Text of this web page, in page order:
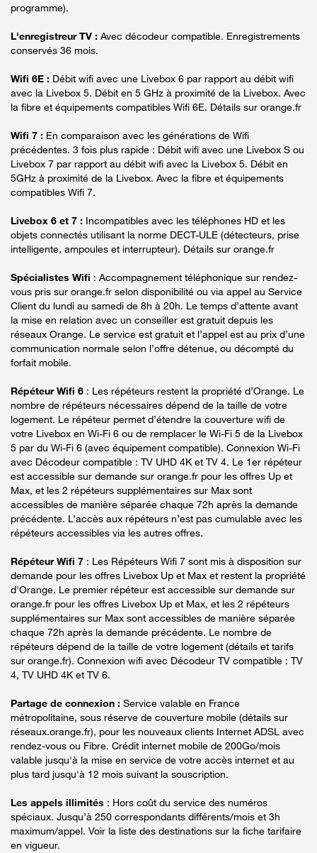
programme).
L'enregistreur TV : Avec décodeur compatible. Enregistrements
conservés 36 mois.
Wifi 6E : Débit wifi avec une Livebox 6 par rapport au débit wifi
avec la Livebox 5. Débit en 5 GHz à proximité de la Livebox. Avec
la fibre et équipements compatibles Wifi 6E. Détails sur orange.fr
Wifi 7 : En comparaison avec les générations de Wifi
précédentes. 3 fois plus rapide : Débit wifi avec une Livebox S ou
Livebox 7 par rapport au débit wifi avec la Livebox 5. Débit en
5GHz à proximité de la Livebox. Avec la fibre et équipements
compatibles Wifi 7.
Livebox 6 et 7 : Incompatibles avec les téléphones HD et les
objets connectés utilisant la norme DECT-ULE (détecteurs, prise
intelligente, ampoules et interrupteur). Détails sur orange.fr
Spécialistes Wifi : Accompagnement téléphonique sur rendez-
vous pris sur orange.fr selon disponibilité ou via appel au Service
Client du lundi au samedi de 8h à 20h. Le temps d’attente avant
la mise en relation avec un conseiller est gratuit depuis les
réseaux Orange. Le service est gratuit et l’appel est au prix d’une
communication normale selon l’offre détenue, ou décompté du
forfait mobile.
Répéteur Wifi 6 : Les répéteurs restent la propriété d’Orange. Le
nombre de répéteurs nécessaires dépend de la taille de votre
logement. Le répéteur permet d’étendre la couverture wifi de
votre Livebox en Wi-Fi 6 ou de remplacer le Wi-Fi 5 de la Livebox
5 par du Wi-Fi 6 (avec équipement compatible). Connexion Wi-Fi
avec Décodeur compatible : TV UHD 4K et TV 4. Le 1er répéteur
est accessible sur demande sur orange.fr pour les offres Up et
Max, et les 2 répéteurs supplémentaires sur Max sont
accessibles de manière séparée chaque 72h après la demande
précédente. L’accès aux répéteurs n’est pas cumulable avec les
répéteurs accessibles via les autres offres.
Répéteur Wifi 7 : Les Répéteurs Wifi 7 sont mis à disposition sur
demande pour les offres Livebox Up et Max et restent la propriété
d'Orange. Le premier répéteur est accessible sur demande sur
orange.fr pour les offres Livebox Up et Max, et les 2 répéteurs
supplémentaires sur Max sont accessibles de manière séparée
chaque 72h après la demande précédente. Le nombre de
répéteurs dépend de la taille de votre logement (détails et tarifs
sur orange.fr). Connexion wifi avec Décodeur TV compatible : TV
4, TV UHD 4K et TV 6.
Partage de connexion : Service valable en France
métropolitaine, sous réserve de couverture mobile (détails sur
réseaux.orange.fr), pour les nouveaux clients Internet ADSL avec
rendez-vous ou Fibre. Crédit internet mobile de 200Go/mois
valable jusqu'à la mise en service de votre accès internet et au
plus tard jusqu'à 12 mois suivant la souscription.
Les appels illimités : Hors coût du service des numéros
spéciaux. Jusqu’à 250 correspondants différents/mois et 3h
maximum/appel. Voir la liste des destinations sur la fiche tarifaire
en vigueur.